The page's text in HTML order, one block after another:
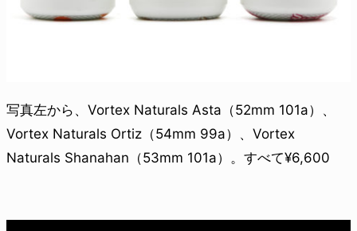
写真左から、Vortex Naturals Asta（52mm 101a）、
Vortex Naturals Ortiz（54mm 99a）、Vortex
Naturals Shanahan（53mm 101a）。すべて¥6,600